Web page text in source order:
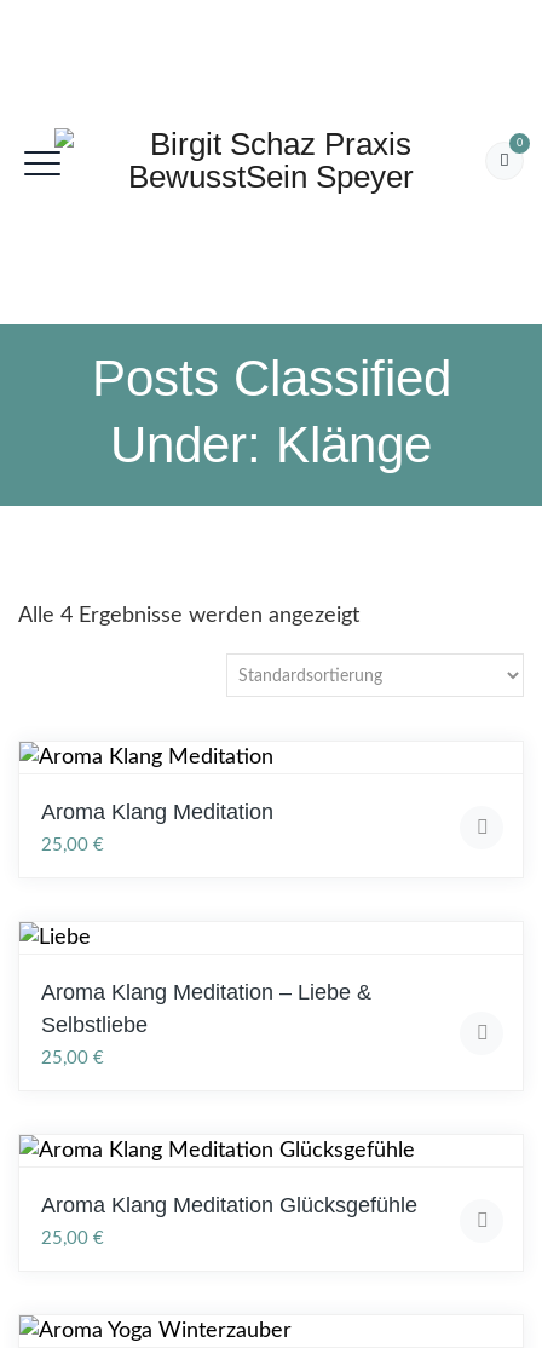
0
Posts Classified
Under: Klänge
Alle 4 Ergebnisse werden angezeigt
Aroma Klang Meditation
25,00 €
Aroma Klang Meditation – Liebe &
Selbstliebe
25,00 €
Aroma Klang Meditation Glücksgefühle
25,00 €